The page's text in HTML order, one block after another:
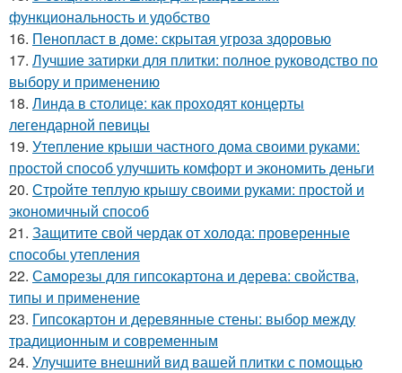
функциональность и удобство
16. Пенопласт в доме: скрытая угроза здоровью
17. Лучшие затирки для плитки: полное руководство по
выбору и применению
18. Линда в столице: как проходят концерты
легендарной певицы
19. Утепление крыши частного дома своими руками:
простой способ улучшить комфорт и экономить деньги
20. Стройте теплую крышу своими руками: простой и
экономичный способ
21. Защитите свой чердак от холода: проверенные
способы утепления
22. Саморезы для гипсокартона и дерева: свойства,
типы и применение
23. Гипсокартон и деревянные стены: выбор между
традиционным и современным
24. Улучшите внешний вид вашей плитки с помощью